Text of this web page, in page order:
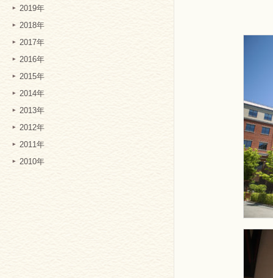
2019年
2018年
2017年
2016年
2015年
2014年
2013年
2012年
2011年
2010年